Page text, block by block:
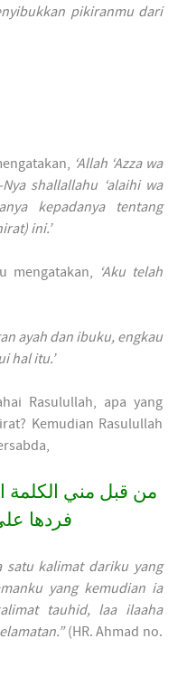
pikiranmu dari
‘Allah ‘Azza wa
shallallahu ‘alaihi wa
kepadanya tentang
ini.’
mengatakan, ‘Aku telah
ayah dan ibuku, engkau
hal itu.’
Rasulullah, apa yang
Kemudian Rasulullah
من قبل مني
فردها
satu kalimat dariku yang
yang kemudian ia
tauhid, laa ilaaha
(HR. Ahmad no.